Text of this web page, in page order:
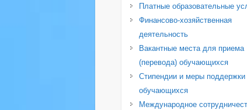
Платные образовательные
Финансово-хозяйственная
деятельность
Вакантные места для приема
(перевода) обучающихся
Стипендии и меры поддержки
обучающихся
Международное